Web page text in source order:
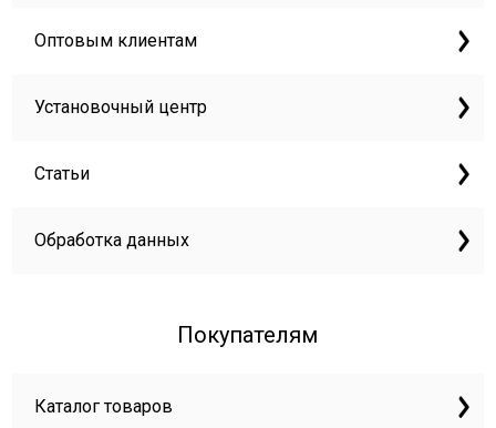
Оптовым клиентам
Установочный центр
Статьи
Обработка данных
Покупателям
Каталог товаров